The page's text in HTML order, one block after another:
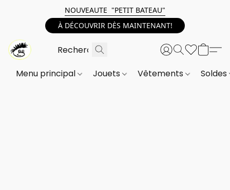
NOUVEAUTE "PETIT BATEAU"
À DÉCOUVRIR DÈS MAINTENANT!
Menu principal Jouets Vêtements Soldes